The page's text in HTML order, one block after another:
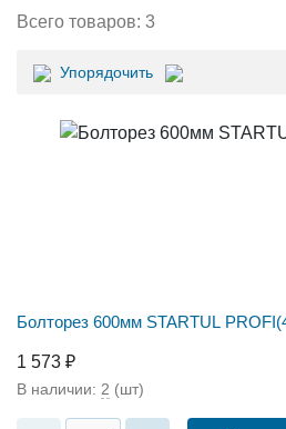
Всего товаров: 3
Упорядочить
Болторез 600мм STARTUL
1 573 ₽
В наличии: 2 (шт)